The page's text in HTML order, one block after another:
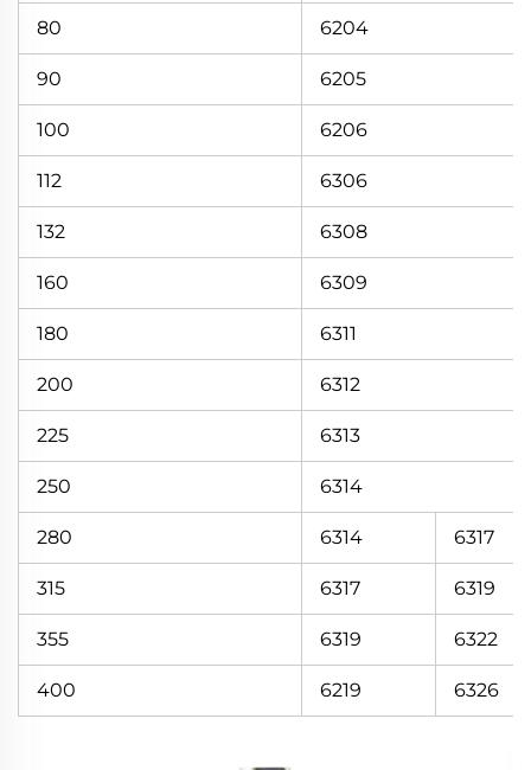
80 6204
90 6205
100 6206
112 6306
132 6308
160 6309
180 6311
200 6312
225 6313
250 6314
280 6314 6317
315 6317 6319
355 6319 6322
400 6219 6326